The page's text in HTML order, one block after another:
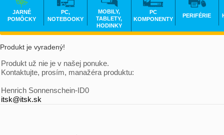
Produkt je vyradený!
Produkt už nie je v našej ponuke.
Kontaktujte, prosím, manažéra produktu:
Henrich Sonnenschein-ID0
itsk@itsk.sk
JARNÉ
POMÔCKY
PC,
NOTEBOOKY
MOBILY,
TABLETY,
HODINKY
PC
KOMPONENTY
PERIFÉRIE